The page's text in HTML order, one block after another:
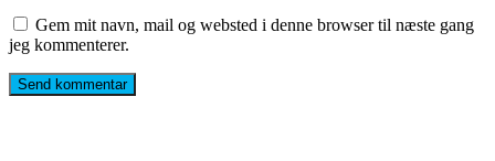
Gem mit navn, mail og websted i denne browser til næste gang
jeg kommenterer.